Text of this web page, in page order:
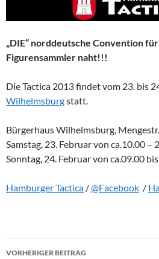
„DIE“ norddeutsche Convention
Figurensammler naht!!!
Die Tactica 2013 findet vom 23. bis
Wilhelmsburgstatt.
Bürgerhaus Wilhelmsburg,
Samstag, 23. Februar von ca.10.00 –
Sonntag, 24. Februar von ca.09.00
Hamburger Tactica /@Facebook /
Beitragsnavigation
VORHERIGER BEITRAG